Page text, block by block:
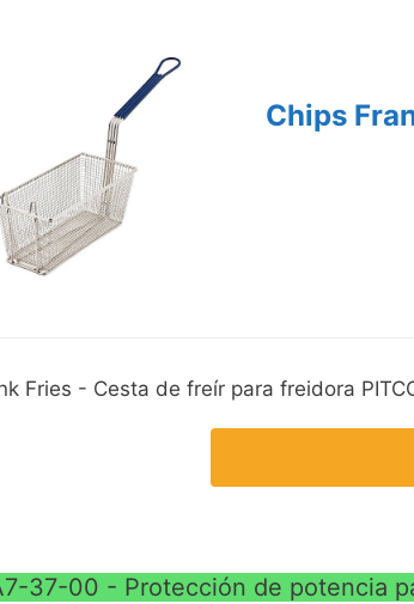
Chips
Fries - Cesta de freír para freidora
37-00 - Protección de potencia